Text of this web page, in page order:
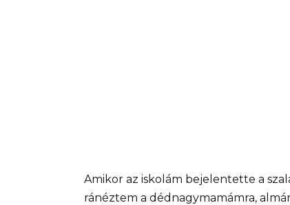
Amikor az iskolám bejelentette a
ránéztem a dédnagymamámra,